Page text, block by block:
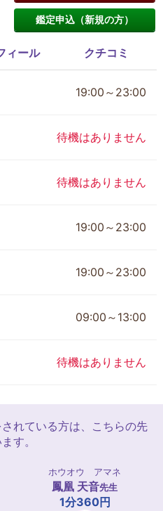
鑑定申込（新規の方）
ィール クチコミ
19:00～23:00
待機はありません
待機はありません
19:00～23:00
19:00～23:00
09:00～13:00
待機はありません
れている方は、こちらの先
す。
ホウオウ アマネ
鳳凰 天音先生
1分360円